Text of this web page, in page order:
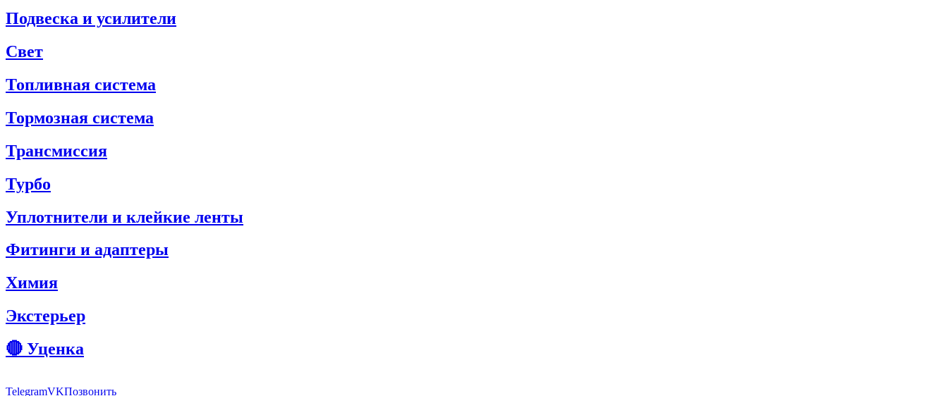
Подвеска и усилители
Свет
Топливная система
Тормозная система
Трансмиссия
Турбо
Уплотнители и клейкие ленты
Фитинги и адаптеры
Химия
Экстерьер
🔴 Уценка
TelegramVKПозвонить